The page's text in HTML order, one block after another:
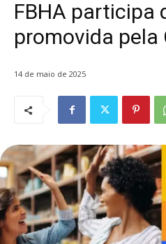
FBHA participa
promovida pela
14 de maio de 2025